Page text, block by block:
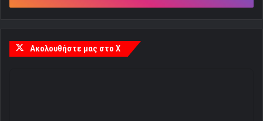
Ακολουθήστε μας στο X